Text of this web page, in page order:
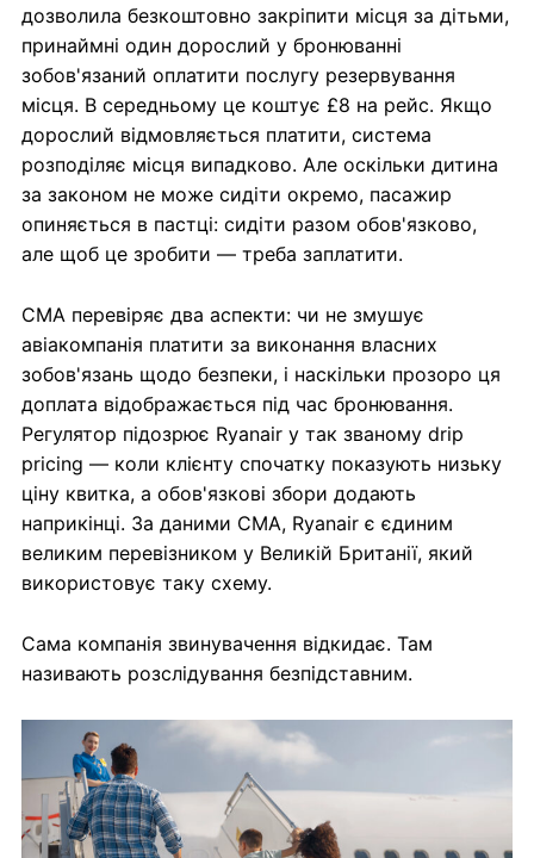
дозволила безкоштовно закріпити місця за дітьми,
принаймні один дорослий у бронюванні
зобов'язаний оплатити послугу резервування
місця. В середньому це коштує £8 на рейс. Якщо
дорослий відмовляється платити, система
розподіляє місця випадково. Але оскільки дитина
за законом не може сидіти окремо, пасажир
опиняється в пастці: сидіти разом обов'язково,
але щоб це зробити — треба заплатити.
CMA перевіряє два аспекти: чи не змушує
авіакомпанія платити за виконання власних
зобов'язань щодо безпеки, і наскільки прозоро ця
доплата відображається під час бронювання.
Регулятор підозрює Ryanair у так званому drip
pricing — коли клієнту спочатку показують низьку
ціну квитка, а обов'язкові збори додають
наприкінці. За даними CMA, Ryanair є єдиним
великим перевізником у Великій Британії, який
використовує таку схему.
Сама компанія звинувачення відкидає. Там
називають розслідування безпідставним.